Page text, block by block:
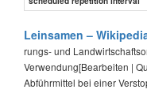
Leinsamen –
rungs- und
Verwendung[Bearbeiten |
Abführmittel bei einer